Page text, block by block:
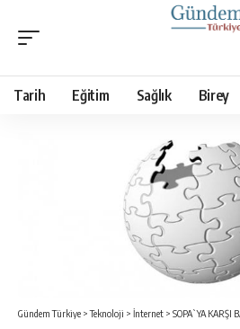
Tarih Eğitim Sağlık Birey
Gündem Türkiye >Teknoloji > İnternet > SOPA`YA KARŞI